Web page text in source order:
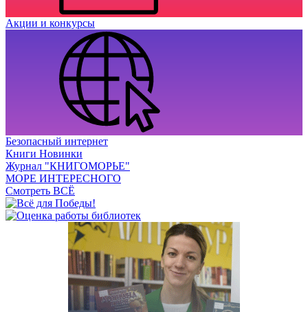
Акции и конкурсы
Безопасный интернет
Книги Новинки
Журнал "КНИГОМОРЬЕ"
МОРЕ ИНТЕРЕСНОГО
Смотреть ВСЁ